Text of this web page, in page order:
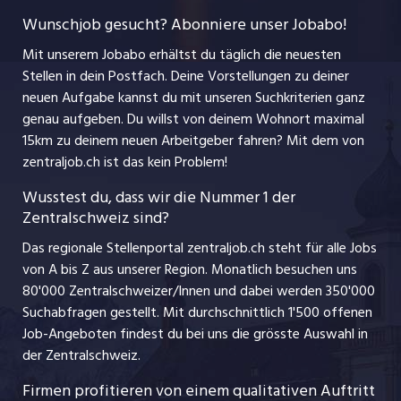
Freelance Jobs
Praktika
Lehrstellen
Ferienjobs
Führungspositionen
Jobline
Nutzungsbedingungen
Impressum
jobbasel.ch
jobbern.ch
jobmittelland.ch
schaffu.ch (VS)
ajourjob.ch
Wunschjob gesucht? Abonniere unser Jobabo!
Mit unserem Jobabo erhältst du täglich die neuesten
Stellen in dein Postfach. Deine Vorstellungen zu deiner
neuen Aufgabe kannst du mit unseren Suchkriterien ganz
genau aufgeben. Du willst von deinem Wohnort maximal
15km zu deinem neuen Arbeitgeber fahren? Mit demvon
zentraljob.ch ist das kein Problem!
Wusstest du, dass wir die Nummer 1 der
Zentralschweiz sind?
Das regionale Stellenportal zentraljob.ch steht für alle Jobs
von A bis Z aus unserer Region. Monatlich besuchen uns
80'000 Zentralschweizer/Innen und dabei werden 350'000
Suchabfragen gestellt. Mit durchschnittlich 1'500 offenen
Job-Angeboten findest du bei uns die grösste Auswahl in
der Zentralschweiz.
Firmen profitieren von einem qualitativen Auftritt